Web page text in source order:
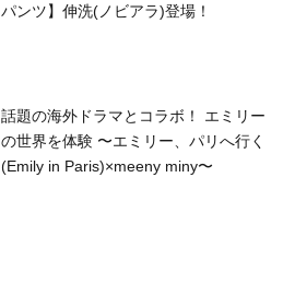
パンツ】伸洗(ノビアラ)登場！
話題の海外ドラマとコラボ！ エミリー
の世界を体験 〜エミリー、パリへ行く
(Emily in Paris)×meeny miny〜